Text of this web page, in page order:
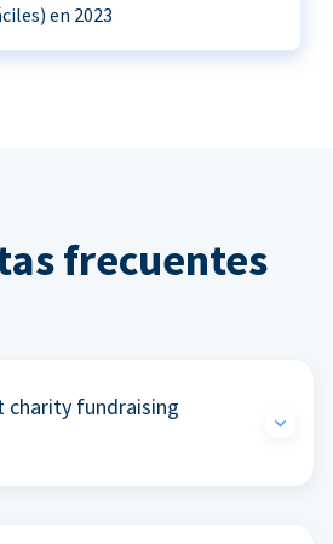
en 2023
frecuentes
charity fundraising